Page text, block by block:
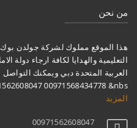
من نحن
هذا الموقع مملوك لشركة جولدن بوك
التعليمية والهدايا لكافة ارجاء دولة
العربية المتحدة دبي ويمكنك
00971568434778 &nbs..
المزيد
00971562608047